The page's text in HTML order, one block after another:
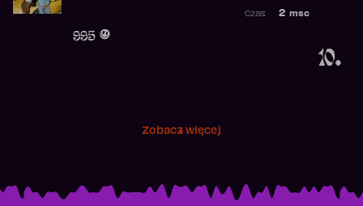
10.
995
2 msc
Czas:
Zobacz więcej